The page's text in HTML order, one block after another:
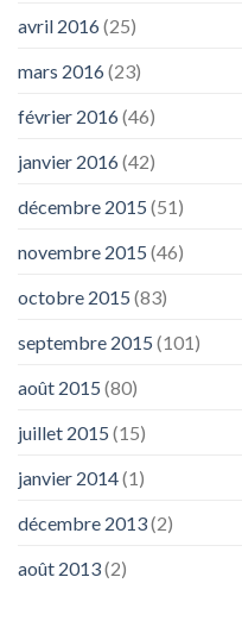
avril 2016(25)
mars 2016(23)
février 2016(46)
janvier 2016(42)
décembre 2015 (51)
novembre 2015 (46)
octobre 2015 (83)
septembre 2015 (101)
août 2015 (80)
juillet 2015 (15)
janvier 2014(1)
décembre 2013(2)
août 2013(2)